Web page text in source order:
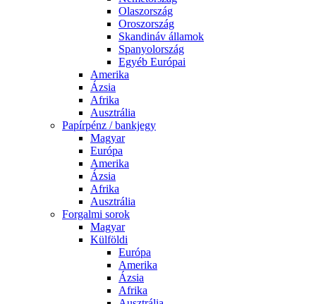
Olaszország
Oroszország
Skandináv államok
Spanyolország
Egyéb Európai
Amerika
Ázsia
Afrika
Ausztrália
Papírpénz / bankjegy
Magyar
Európa
Amerika
Ázsia
Afrika
Ausztrália
Forgalmi sorok
Magyar
Külföldi
Európa
Amerika
Ázsia
Afrika